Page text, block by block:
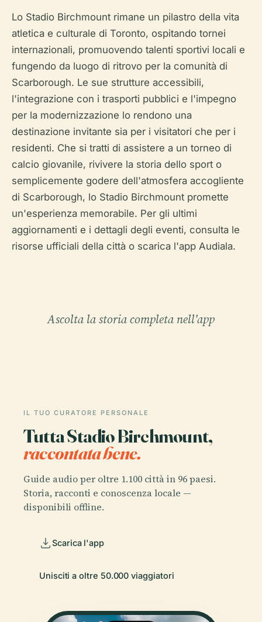
Lo Stadio Birchmount rimane un pilastro della vita
atletica e culturale di Toronto, ospitando tornei
internazionali, promuovendo talenti sportivi locali e
fungendo da luogo di ritrovo per la comunità di
Scarborough. Le sue strutture accessibili,
l'integrazione con i trasporti pubblici e l'impegno
per la modernizzazione lo rendono una
destinazione invitante sia per i visitatori che per i
residenti. Che si tratti di assistere a un torneo di
calcio giovanile, rivivere la storia dello sport o
semplicemente godere dell'atmosfera accogliente
di Scarborough, lo Stadio Birchmount promette
un'esperienza memorabile. Per gli ultimi
aggiornamenti e i dettagli degli eventi, consulta le
risorse ufficiali della città o scarica l'app Audiala.
Ascolta la storia completa nell'app
IL TUO CURATORE PERSONALE
Tutta Stadio Birchmount,
raccontata bene.
Guide audio per oltre 1.100 città in 96 paesi.
Storia, racconti e conoscenza locale —
disponibili offline.
Scarica l'app
Unisciti a oltre 50.000 viaggiatori